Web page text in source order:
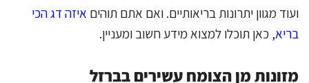
ועוד מגוון יתרונות בריאותיים. ואם אתם תוהים איזה דג הכי
בריא, כאן תוכלו למצוא מידע חשוב ומעניין.
מזונות מן הצומח עשירים בברזל